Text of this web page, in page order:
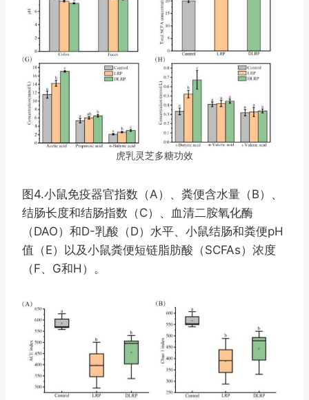
虎乳灵芝多糖功效
图4.小鼠免疫器官指数（A）、粪便含水量（B）、
结肠长度和结肠指数（C）、血清二胺氧化酶
（DAO）和D-乳酸（D）水平、小鼠结肠和粪便pH
值（E）以及小鼠粪便短链脂肪酸（SCFAs）浓度
（F、G和H）。